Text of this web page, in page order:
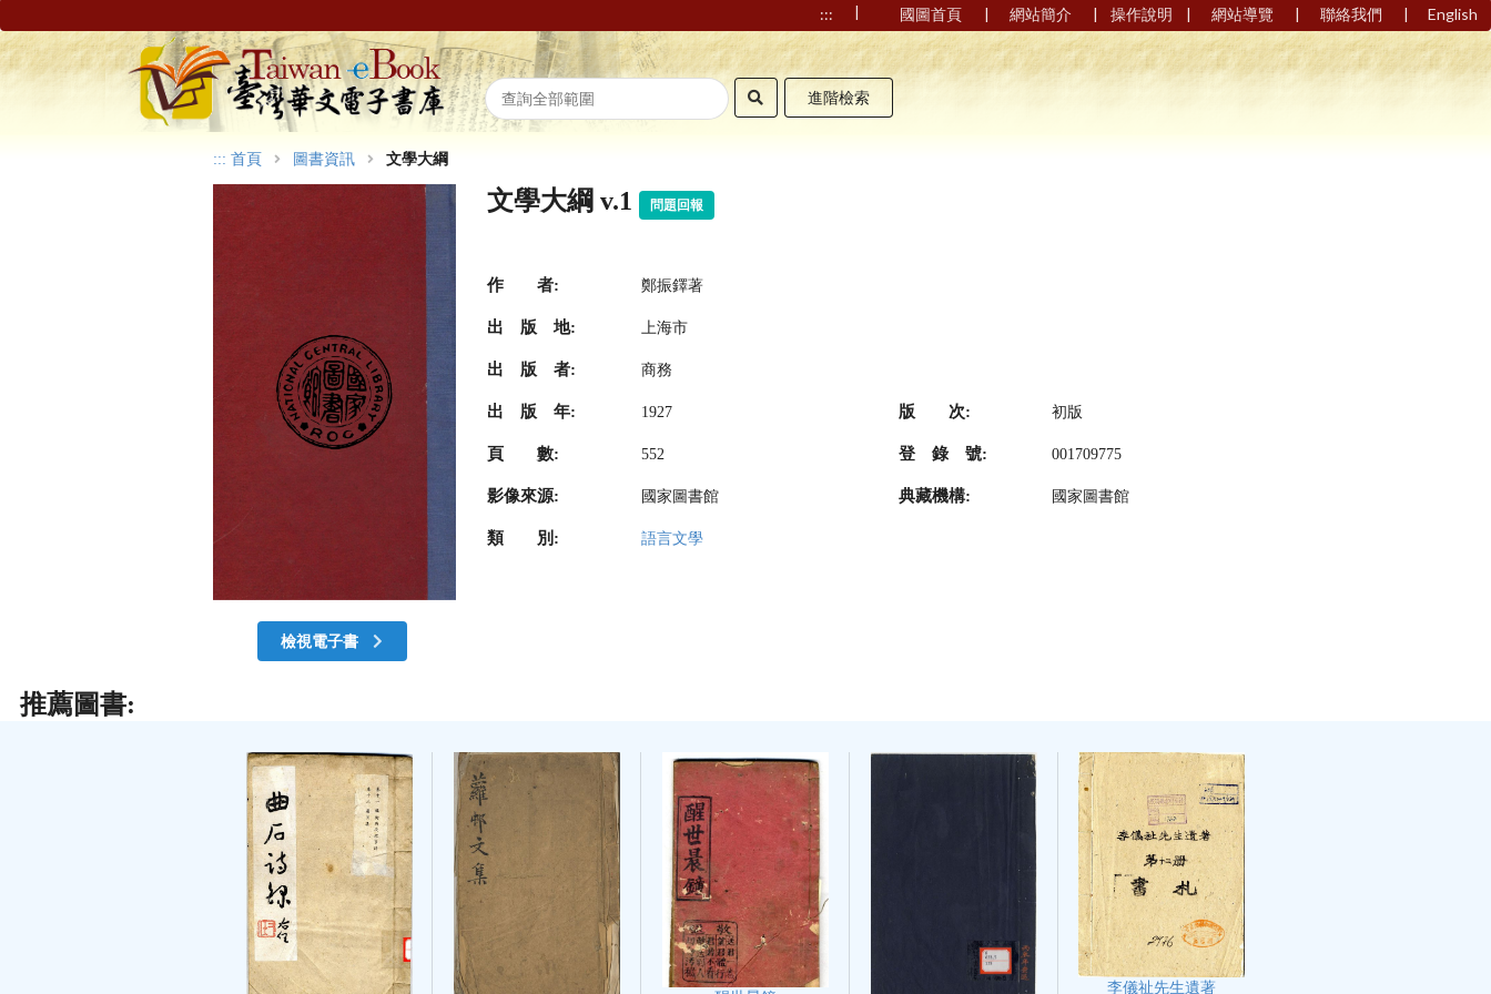
::: | 國圖首頁 | 網站簡介 | 操作說明 | 網站導覽 | 聯絡我們 | English
進階檢索
::: 首頁 圖書資訊 文學大綱
檢視電子書
文學大綱 v.1 問題回報
作 者: 鄭振鐸著
出 版 地: 上海市
出 版 者: 商務
出 版 年: 1927 版 次: 初版
頁 數: 552 登 錄 號: 001709775
影像來源: 國家圖書館 典藏機構: 國家圖書館
類 別: 語言文學
推薦圖書:
李儀祉先生遺著